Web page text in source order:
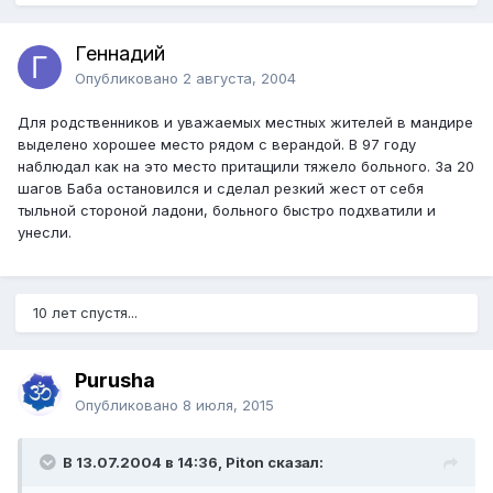
Геннадий
Опубликовано 2 августа, 2004
Для родственников и уважаемых местных жителей в мандире
выделено хорошее место рядом с верандой. В 97 году
наблюдал как на это место притащили тяжело больного. За 20
шагов Баба остановился и сделал резкий жест от себя
тыльной стороной ладони, больного быстро подхватили и
унесли.
10 лет спустя...
Purusha
Опубликовано 8 июля, 2015
В 13.07.2004 в 14:36, Piton сказал: